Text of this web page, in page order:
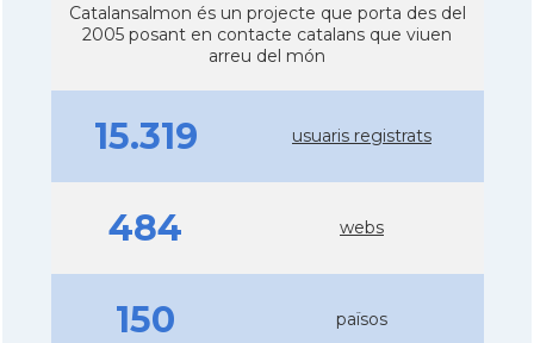
Catalansalmon és un projecte que porta des del
2005 posant en contacte catalans que viuen
arreu del món
15.319 usuaris registrats
484 webs
150 països